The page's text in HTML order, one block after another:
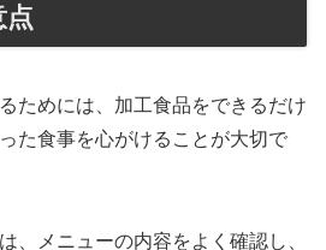
点
ためには、加工食品をできるだけ
た食事を心がけることが大切で
、メニューの内容をよく確認し、